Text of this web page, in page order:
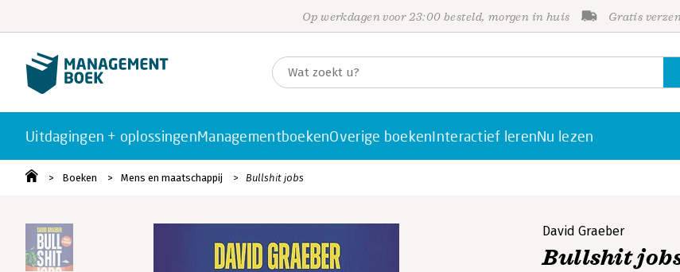
Op werkdagen voor 23:00 besteld, morgen in huis Gratis
Uitdagingen + oplossingenManagementboekenOverige boekenInteractief lerenNu lezen
Boeken Mens en maatschappij Bullshit jobs
David Graeber
Bullshit